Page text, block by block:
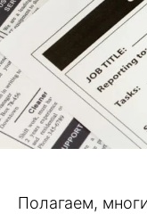
Полагаем,